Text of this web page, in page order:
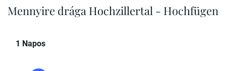
Mennyire drága Hochzillertal - Hochfügen
1 Napos